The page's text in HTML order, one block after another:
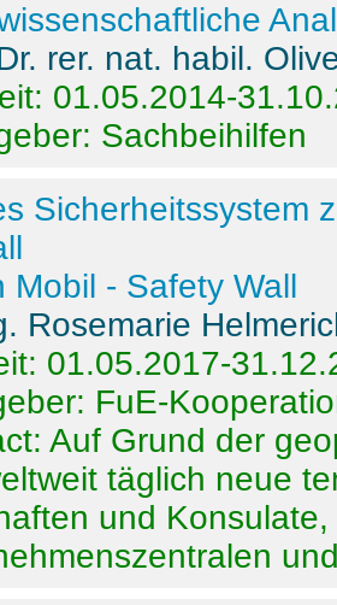
rer. nat. habil.
01.05.2014-
Sachbeihilfen
Sicherheitssystem
Mobil - Safety Wall
Rosemarie
01.05.2017-
FuE-
Auf Grund der
täglich neue
und